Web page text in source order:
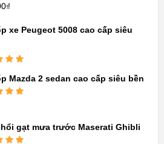
₫
xe Peugeot 5008 cao cấp siêu
5
Mazda 2 sedan cao cấp siêu bền
gạt mưa trước Maserati Ghibli